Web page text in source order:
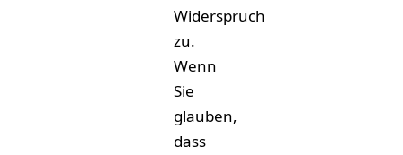
Widerspruch
zu.
Wenn
Sie
glauben,
dass